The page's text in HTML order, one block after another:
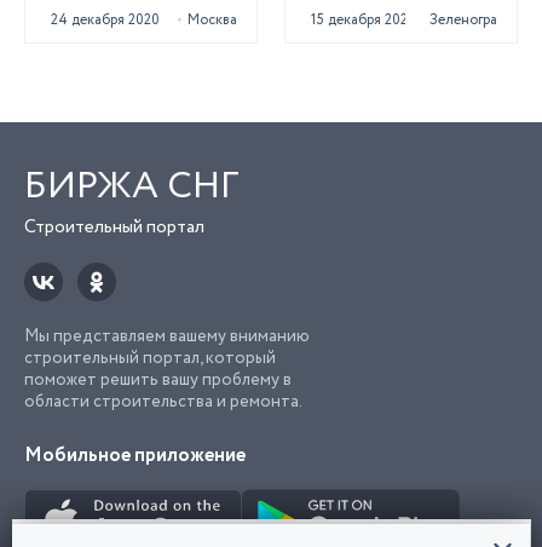
24 декабря 2020 Москва 15 декабря 2020 Зеленоград
БИРЖА СНГ
Строительный портал
Мы представляем вашему вниманию
строительный портал, который
поможет решить вашу проблему в
области строительства и ремонта.
Мобильное приложение